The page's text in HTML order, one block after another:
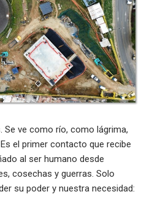
Se ve como río, como lágrima,
el primer contacto que recibe
al ser humano desde
cosechas y guerras. Solo
su poder y nuestra necesidad: